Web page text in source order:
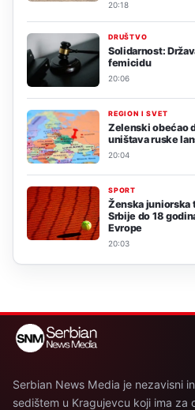
20:18
DRUŠTVO
Solidarnost:
femicidu
20:06
REGION I SVET
Zelenski obećao
uništava ruske
20:04
SPORT
Ženska juniorska
Srbije do 18
Evrope
20:03
Serbian News Media je nezavisni
sedištem u Kragujevcu koji ima za